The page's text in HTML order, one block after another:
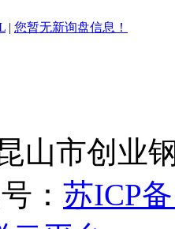
| 您暂无新询盘信息！
山市创业
： 苏ICP